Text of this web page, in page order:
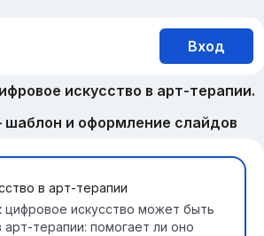
Вход
искусство в арт-терапии.
и оформление слайдов
в арт-терапии
цифровое искусство может быть
арт-терапии: помогает ли оно